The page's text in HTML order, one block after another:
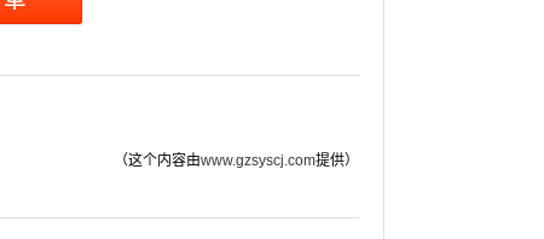
（这个内容由www.gzsyscj.com提供）